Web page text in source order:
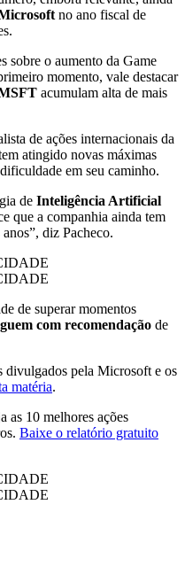
no ano fiscal de
sobre o aumento da Game
momento, vale destacar
acumulam alta de mais
de ações internacionais da
atingido novas máximas
em seu caminho.
de Inteligência Artificial
que a companhia ainda tem
diz Pacheco.
de superar momentos
com recomendação de
divulgados pela Microsoft e os
matéria.
as 10 melhores ações
Baixe o relatório gratuito